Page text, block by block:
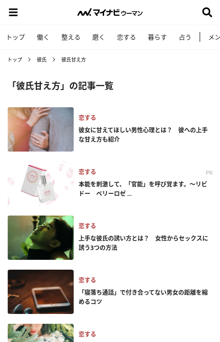
トップ 働く 整える 磨く 恋する 暮らす 占う メ
トップ 彼氏 彼氏甘え方
「彼氏甘え方」の記事一覧
恋する
彼女に甘えてほしい男性心理とは？ 彼への上手
な甘え方も紹介
恋する PR
本能を刺激して、「官能」を呼び覚ます。～リビ
ドー ベリーロゼ ...
恋する
上手な彼氏の誘い方とは？ 女性からセックスに
誘う3つの方法
恋する
「寝落ち通話」で付き合ってない男女の距離を縮
めるコツ
恋する